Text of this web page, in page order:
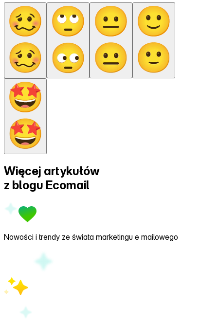
Więcej artykułów
z blogu Ecomail
Nowości i trendy ze świata marketingu e mailowego